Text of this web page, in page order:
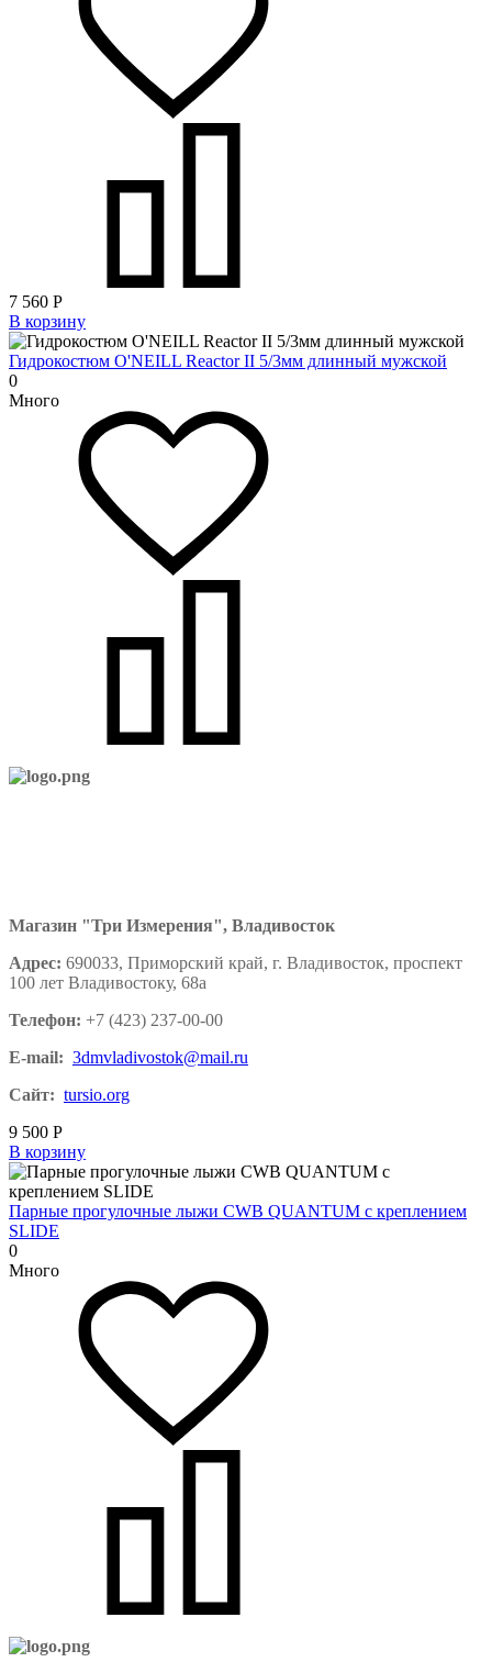
7 560 Р
В корзину
Гидрокостюм O'NEILL Reactor II 5/3мм длинный мужской
0
Много
Магазин "Три Измерения", Владивосток
Адрес: 690033, Приморский край, г. Владивосток, проспект
100 лет Владивостоку, 68а
Телефон: +7 (423) 237-00-00
E-mail: 3dmvladivostok@mail.ru
Сайт: tursio.org
9 500 Р
В корзину
Парные прогулочные лыжи CWB QUANTUM с креплением
SLIDE
0
Много